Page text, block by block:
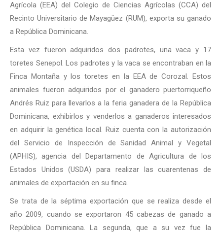
Agrícola (EEA) del Colegio de Ciencias Agrícolas (CCA) del
Recinto Universitario de Mayagüez (RUM), exporta su ganado
a República Dominicana.
Esta vez fueron adquiridos dos padrotes, una vaca y 17
toretes Senepol. Los padrotes y la vaca se encontraban en la
Finca Montaña y los toretes en la EEA de Corozal. Estos
animales fueron adquiridos por el ganadero puertorriqueño
Andrés Ruiz para llevarlos a la feria ganadera de la República
Dominicana, exhibirlos y venderlos a ganaderos interesados
en adquirir la genética local. Ruiz cuenta con la autorización
del Servicio de Inspección de Sanidad Animal y Vegetal
(APHIS), agencia del Departamento de Agricultura de los
Estados Unidos (USDA) para realizar las cuarentenas de
animales de exportación en su finca.
Se trata de la séptima exportación que se realiza desde el
año 2009, cuando se exportaron 45 cabezas de ganado a
República Dominicana. La segunda, que a su vez fue la